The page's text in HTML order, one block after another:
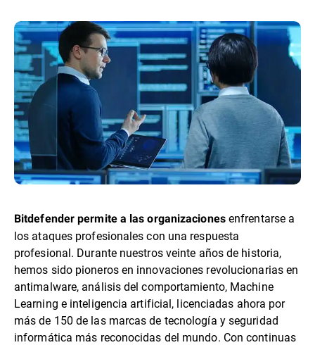
Bitdefender permite a las organizacionesenfrentarse a
los ataques profesionales con una respuesta
profesional. Durante nuestros veinte años de historia,
hemos sido pioneros en innovaciones revolucionarias en
antimalware, análisis del comportamiento, Machine
Learning e inteligencia artificial, licenciadas ahora por
más de 150 de las marcas de tecnología y seguridad
informática más reconocidas del mundo. Con continuas